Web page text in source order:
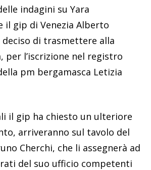
indagini su Yara
il gip di Venezia Alberto
deciso di trasmettere alla
per l’iscrizione nel registro
pm bergamasca Letizia
il gip ha chiesto un ulteriore
arriveranno sul tavolo del
Cherchi, che li assegnerà ad
del suo ufficio competenti